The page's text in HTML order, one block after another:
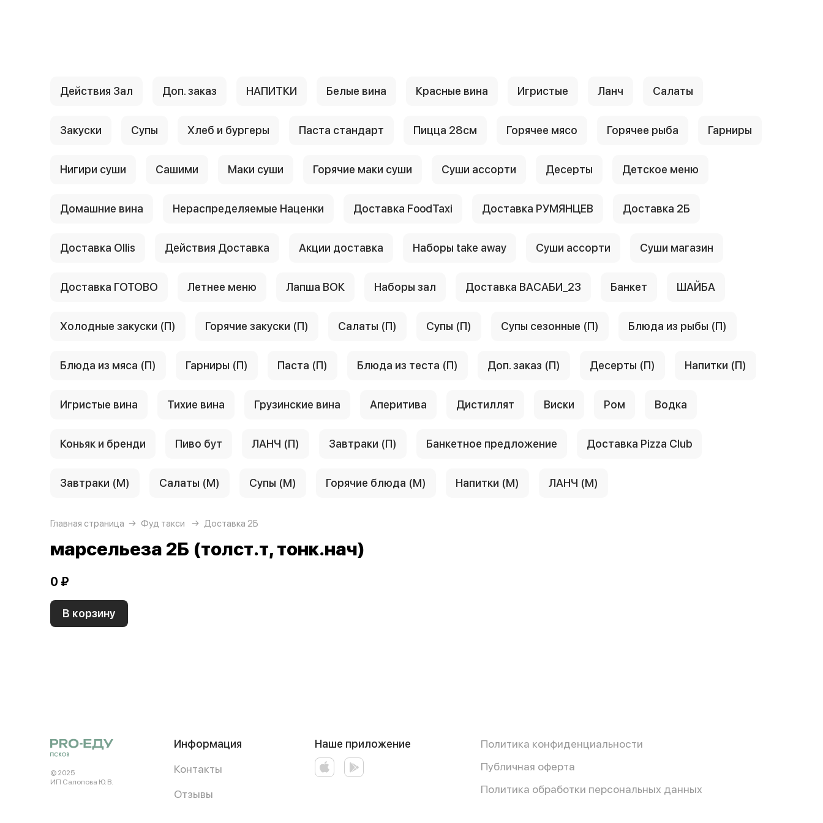
Действия Зал Доп. заказ НАПИТКИ Белые вина Красные вина Игристые Ланч Салаты
Закуски Супы Хлеб и бургеры Паста стандарт Пицца 28см Горячее мясо Горячее рыба Гарниры
Нигири суши Сашими Маки суши Горячие маки суши Суши ассорти Десерты Детское меню
Домашние вина Нераспределяемые Наценки Доставка FoodTaxi Доставка РУМЯНЦЕВ Доставка 2Б
Доставка Ollis Действия Доставка Акции доставка Наборы take away Суши ассорти Суши магазин
Доставка ГОТОВО Летнее меню Лапша ВОК Наборы зал Доставка ВАСАБИ_23 Банкет ШАЙБА
Холодные закуски (П) Горячие закуски (П) Салаты (П) Супы (П) Супы сезонные (П) Блюда из рыбы (П)
Блюда из мяса (П) Гарниры (П) Паста (П) Блюда из теста (П) Доп. заказ (П) Десерты (П) Напитки (П)
Игристые вина Тихие вина Грузинские вина Аперитива Дистиллят Виски Ром Водка
Коньяк и бренди Пиво бут ЛАНЧ (П) Завтраки (П) Банкетное предложение Доставка Pizza Club
Завтраки (М) Салаты (М) Супы (М) Горячие блюда (М) Напитки (М) ЛАНЧ (М)
Главная страница Фуд такси Доставка 2Б
марсельеза 2Б (толст.т, тонк.нач)
0 ₽
В корзину
© 2025
ИП Салопова Ю. В.
Информация
Контакты
Отзывы
Наше приложение
Политика конфиденциальности
Публичная оферта
Политика обработки персональных данных